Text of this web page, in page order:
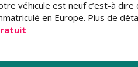
véhicule est neuf c’est-à
en Europe. Plus de